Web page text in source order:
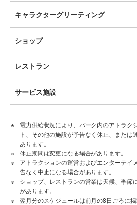
キャラクターグリーティング
ショップ
レストラン
サービス施設
電力供給状況により、パーク内のアトラク
ト、その他の施設が予告なく休止、または
あります。
休止期間は変更になる場合があります。
アトラクションの運営およびエンターテイ
告なく中止になる場合があります。
ショップ、レストランの営業は天候、季節
があります。
翌月分のスケジュールは前月の8日ごろに掲